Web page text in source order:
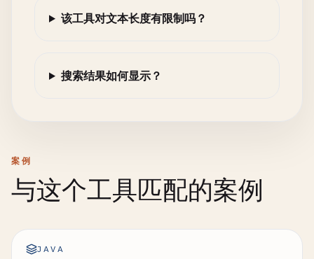
该工具对文本长度有限制吗？
搜索结果如何显示？
案例
与这个工具匹配的案例
JAVA